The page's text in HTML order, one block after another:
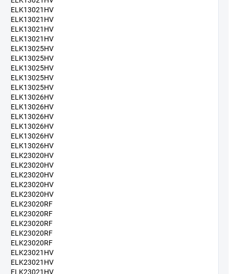
ELK13021HV
ELK13021HV
ELK13021HV
ELK13021HV
ELK13025HV
ELK13025HV
ELK13025HV
ELK13025HV
ELK13025HV
ELK13026HV
ELK13026HV
ELK13026HV
ELK13026HV
ELK13026HV
ELK13026HV
ELK23020HV
ELK23020HV
ELK23020HV
ELK23020HV
ELK23020HV
ELK23020RF
ELK23020RF
ELK23020RF
ELK23020RF
ELK23020RF
ELK23021HV
ELK23021HV
ELK23021HV